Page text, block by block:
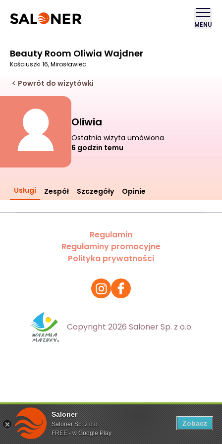
Saloner
Saloner Sp. z o.o.
FREE - w Google Play
Zobacz
MENU
Beauty Room Oliwia Wajdner
Kościuszki 16, Mirosławiec
Powrót do wizytówki
Oliwia
Ostatnia wizyta umówiona
6 godzin temu
Usługi Zespół Szczegóły Opinie
Ta strona korzysta z plików cookies. Aby dowiedzieć się
więcej zapoznaj się zpolityką prywatności
Regulamin
Regulaminy promocyjne
Polityka prywatności
Copyright 2026 Saloner Sp. z o.o.